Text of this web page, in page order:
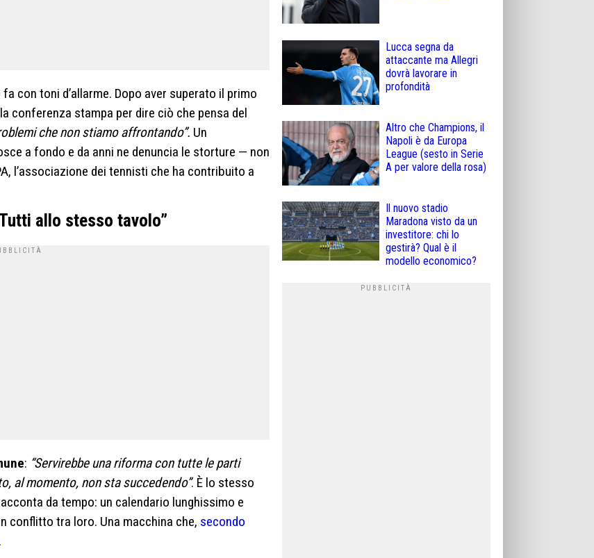
fa con toni d’allarme. Dopo aver superato il primo
conferenza stampa per dire ciò che pensa del
che non stiamo affrontando”. Un
a fondo e da anni ne denuncia le storture — non
l’associazione dei tennisti che ha contribuito a
allo stesso tavolo”
: “Servirebbe una riforma con tutte le parti
al momento, non sta succedendo”. È lo stesso
da tempo: un calendario lunghissimo e
conflitto tra loro. Una macchina che, secondo
.
Lucca segna da
attaccante ma Allegri
dovrà lavorare in
profondità
Altro che Champions, il
Napoli è da Europa
League (sesto in Serie
A per valore della rosa)
Il nuovo stadio
Maradona visto da un
investitore: chi lo
gestirà? Qual è il
modello economico?